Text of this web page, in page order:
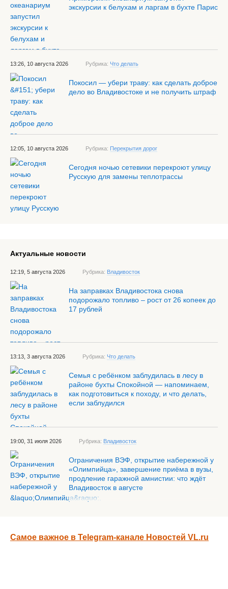
экскурсии к белухам и ларгам в бухте Парис
13:26, 10 августа 2026 Рубрика: Что делать
Покосил — убери траву: как сделать доброе
дело во Владивостоке и не получить штраф
12:05, 10 августа 2026 Рубрика: Перекрытия дорог
Сегодня ночью сетевики перекроют улицу
Русскую для замены теплотрассы
Актуальные новости
12:19, 5 августа 2026 Рубрика: Владивосток
На заправках Владивостока снова
подорожало топливо – рост от 26 копеек до
17 рублей
13:13, 3 августа 2026 Рубрика: Что делать
Семья с ребёнком заблудилась в лесу в
районе бухты Спокойной — напоминаем,
как подготовиться к походу, и что делать,
если заблудился
19:00, 31 июля 2026 Рубрика: Владивосток
Ограничения ВЭФ, открытие набережной у
«Олимпийца», завершение приёма в вузы,
продление гаражной амнистии: что ждёт
Владивосток в августе
Самое важное в Telegram-канале Новостей VL.ru